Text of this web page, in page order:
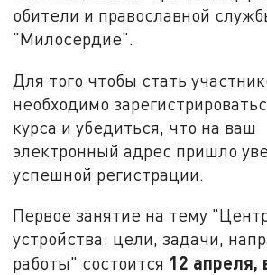
обители и православной
"Милосердие".
Для того чтобы стать
необходимо
курса и убедиться, что на ваш
электронный адрес пришло
успешной регистрации.
Первое занятие на тему
устройства: цели, задачи,
работы" состоится 12 апреля,